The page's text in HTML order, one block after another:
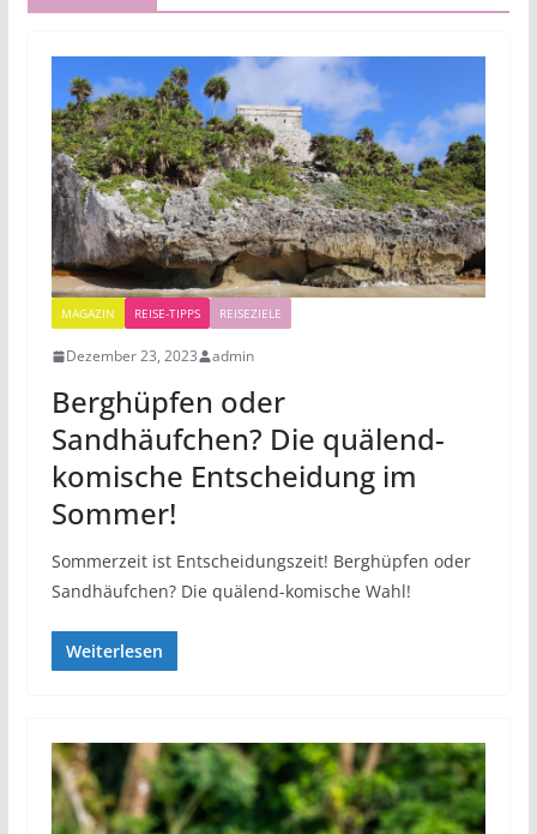
MAGAZIN REISE-TIPPS REISEZIELE
Dezember 23, 2023 admin
Berghüpfen oder
Sandhäufchen? Die quälend-
komische Entscheidung im
Sommer!
Sommerzeit ist Entscheidungszeit! Berghüpfen oder
Sandhäufchen? Die quälend-komische Wahl!
Weiterlesen